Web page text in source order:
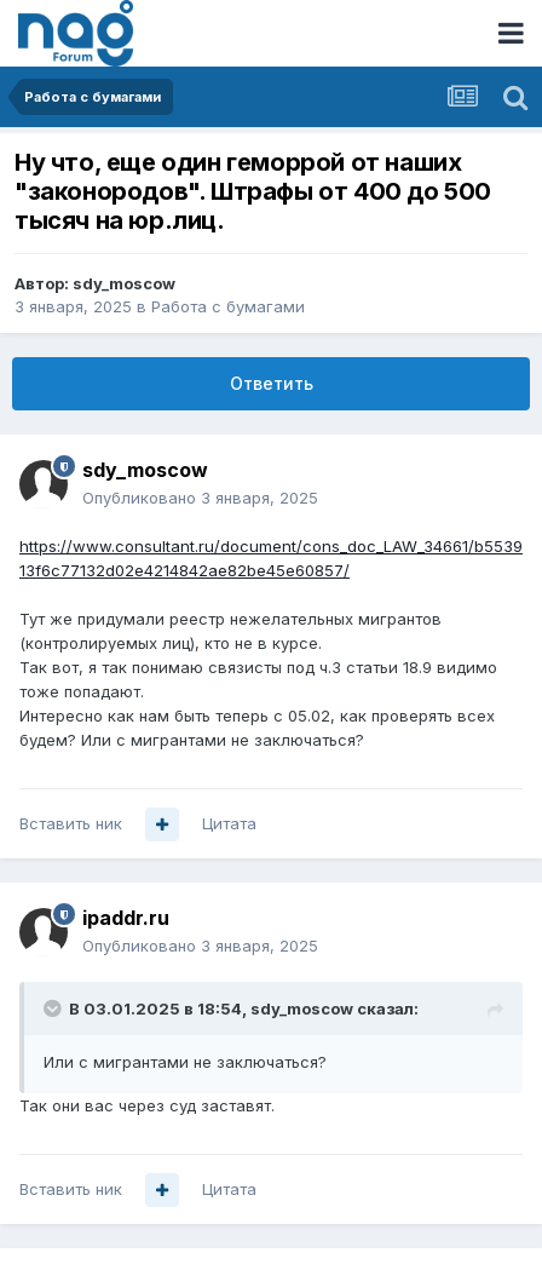
Работа с бумагами
Ну что, еще один геморрой от наших
"законородов". Штрафы от 400 до 500
тысяч на юр.лиц.
Автор: sdy_moscow
3 января, 2025 в Работа с бумагами
Ответить
sdy_moscow
Опубликовано 3 января, 2025
https://www.consultant.ru/document/cons_doc_LAW_34661/b5539
13f6c77132d02e4214842ae82be45e60857/
Тут же придумали реестр нежелательных мигрантов
(контролируемых лиц), кто не в курсе.
Так вот, я так понимаю связисты под ч.3 статьи 18.9 видимо
тоже попадают.
Интересно как нам быть теперь с 05.02, как проверять всех
будем? Или с мигрантами не заключаться?
Вставить ник Цитата
ipaddr.ru
Опубликовано 3 января, 2025
В 03.01.2025 в 18:54, sdy_moscow сказал:
Или с мигрантами не заключаться?
Так они вас через суд заставят.
Вставить ник Цитата